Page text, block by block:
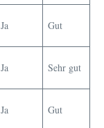
Ja Gut
Ja Sehr gut
Ja Gut